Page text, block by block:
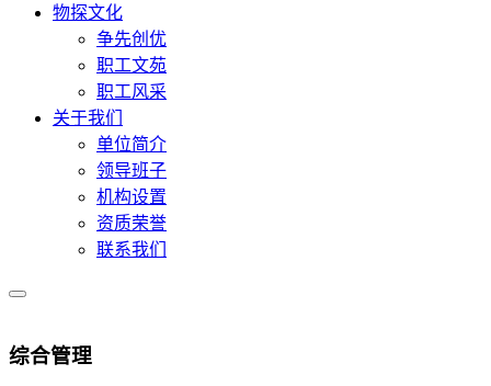
物探文化
争先创优
职工文苑
职工风采
关于我们
单位简介
领导班子
机构设置
资质荣誉
联系我们
综合管理